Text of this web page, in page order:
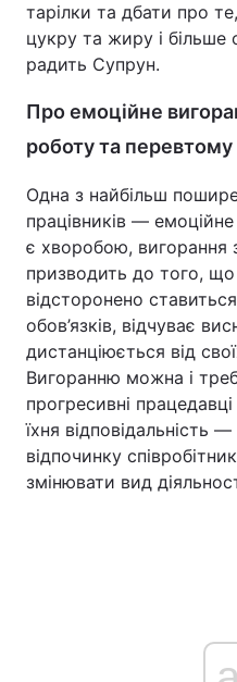
тарілки та дбати про
цукру та жиру і більше
радить Супрун.
Про емоційне
роботу та перевтому
Одна з найбільш
працівників —
є хворобою, вигорання
призводить до того,
відсторонено
обов’язків, відчуває
дистанціюється від
Вигоранню можна і
прогресивні
їхня відповідальність
відпочинку
змінювати вид